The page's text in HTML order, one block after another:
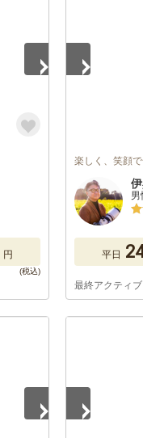
円
楽しく、笑顔
平日
最終アクティ